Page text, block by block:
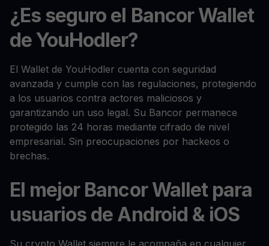
¿Es seguro el Bancor Wallet
de YouHodler?
El Wallet de YouHodler cuenta con seguridad
avanzada y cumple con las regulaciones, protegiendo
a los usuarios contra actores maliciosos y
garantizando un uso legal. Su Bancor permanece
protegido las 24 horas mediante cifrado de nivel
empresarial. Sin preocupaciones por hackeos o
brechas.
El mejor Bancor Wallet para
usuarios de Android & iOS